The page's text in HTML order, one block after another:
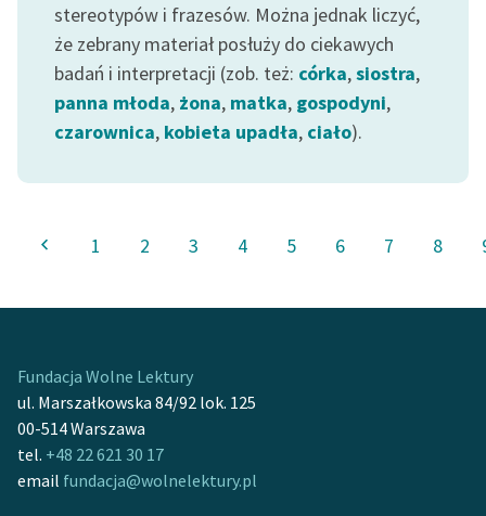
stereotypów i frazesów. Można jednak liczyć,
że zebrany materiał posłuży do ciekawych
badań i interpretacji (zob. też: córka,siostra,
panna młoda, żona, matka, gospodyni,
czarownica, kobieta upadła, ciało).
1 2 3 4 5 6 7 8
Fundacja Wolne Lektury
ul. Marszałkowska 84/92 lok. 125
00-514 Warszawa
tel. +48 22 621 30 17
email fundacja@wolnelektury.pl